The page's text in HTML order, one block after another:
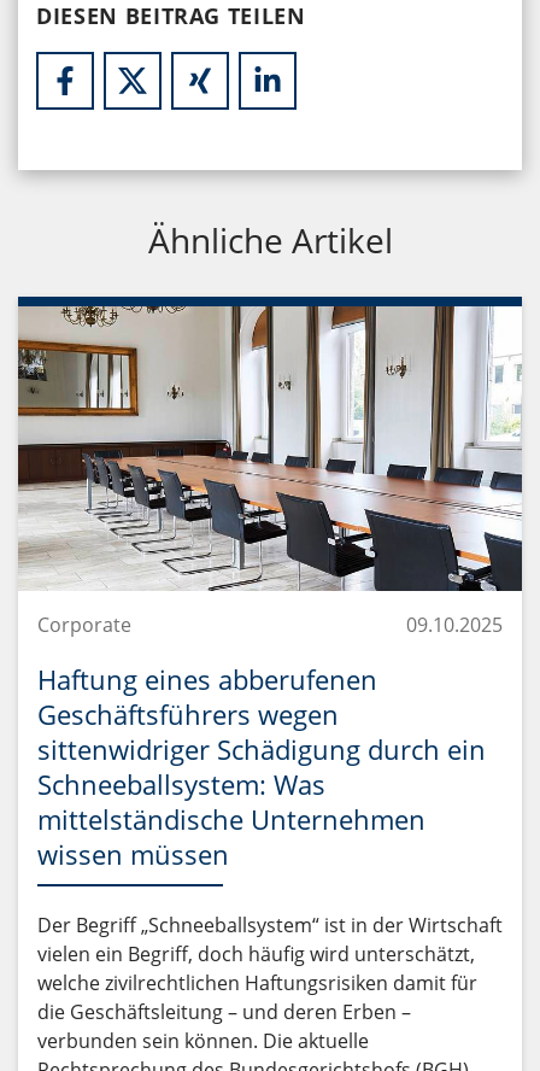
DIESEN BEITRAG TEILEN
Ähnliche Artikel
Corporate 09.10.2025
Haftung eines abberufenen
Geschäftsführers wegen
sittenwidriger Schädigung durch ein
Schneeballsystem: Was
mittelständische Unternehmen
wissen müssen
Der Begriff „Schneeballsystem“ ist in der Wirtschaft
vielen ein Begriff, doch häufig wird unterschätzt,
welche zivilrechtlichen Haftungsrisiken damit für
die Geschäftsleitung – und deren Erben –
verbunden sein können. Die aktuelle